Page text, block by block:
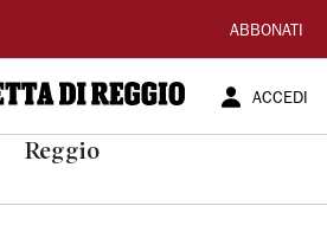
ABBONATI
ACCEDI
Reggio